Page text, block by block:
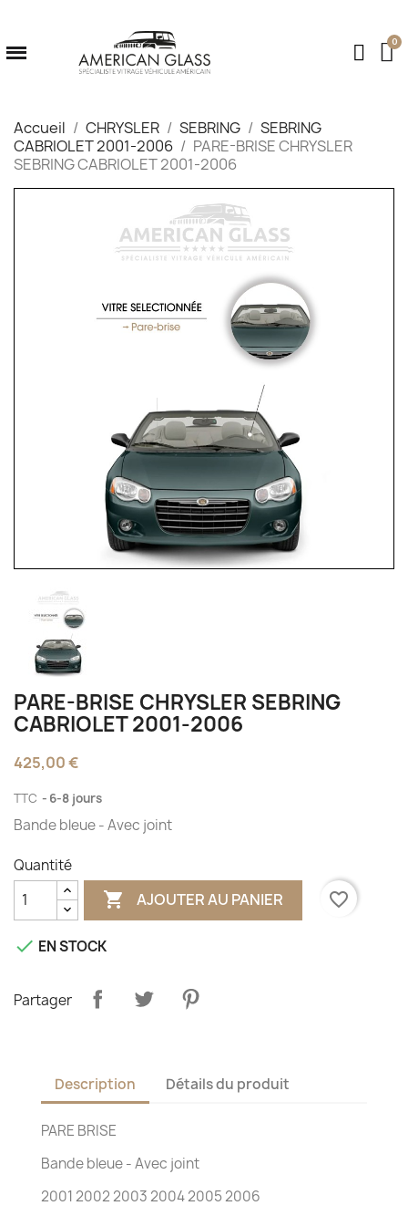
Accueil CHRYSLER SEBRING
SEBRING
CABRIOLET 2001-2006
PARE-BRISE CHRYSLER
SEBRING CABRIOLET 2001-2006
PARE-BRISE CHRYSLER SEBRING
CABRIOLET 2001-2006
425,00 €
TTC 6-8 jours
Bande bleue - Avec joint
Quantité
 AJOUTER AU PANIER favorite_border
 EN STOCK
Partager
Description Détails du produit
PARE BRISE
Bande bleue - Avec joint
2001 2002 2003 2004 2005 2006